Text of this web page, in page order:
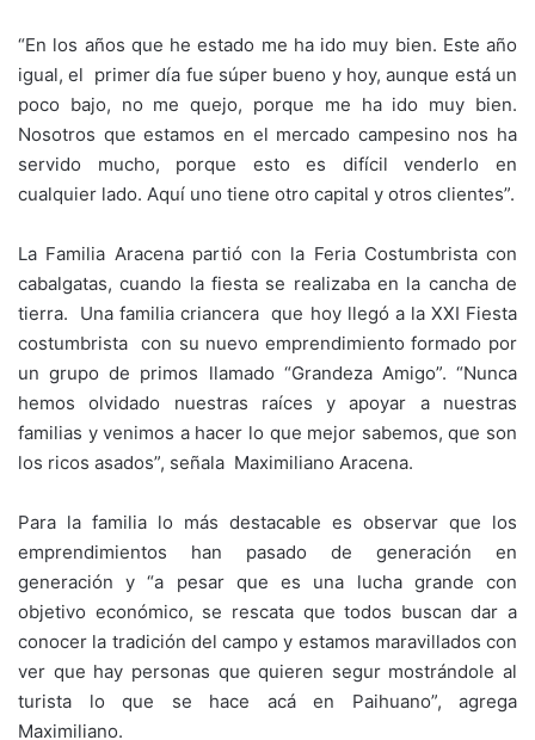
“En los años que he estado me ha ido muy bien. Este año
igual, el primer día fue súper bueno y hoy, aunque está un
poco bajo, no me quejo, porque me ha ido muy bien.
Nosotros que estamos en el mercado campesino nos ha
servido mucho, porque esto es difícil venderlo en
cualquier lado. Aquí uno tiene otro capital y otros clientes”.
La Familia Aracena partió con la Feria Costumbrista con
cabalgatas, cuando la fiesta se realizaba en la cancha de
tierra. Una familia criancera que hoy llegó a la XXI Fiesta
costumbrista con su nuevo emprendimiento formado por
un grupo de primos llamado “Grandeza Amigo”. “Nunca
hemos olvidado nuestras raíces y apoyar a nuestras
familias y venimos a hacer lo que mejor sabemos, que son
los ricos asados”, señala Maximiliano Aracena.
Para la familia lo más destacable es observar que los
emprendimientos han pasado de generación en
generación y “a pesar que es una lucha grande con
objetivo económico, se rescata que todos buscan dar a
conocer la tradición del campo y estamos maravillados con
ver que hay personas que quieren segur mostrándole al
turista lo que se hace acá en Paihuano”, agrega
Maximiliano.